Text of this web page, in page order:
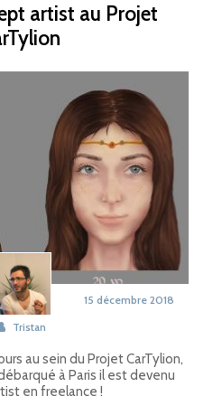
artist au Projet
Tristan
15 décembre 2018
au sein du Projet CarTylion,
à Paris il est devenu
en freelance !